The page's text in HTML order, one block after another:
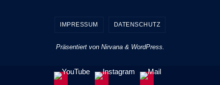
IMPRESSUM DATENSCHUTZ
Präsentiert von Nirvana& WordPress.